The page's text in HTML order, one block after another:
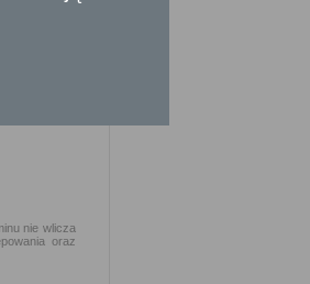
nie wlicza
oraz